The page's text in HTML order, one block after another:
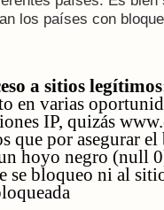
los países con
a sitios
en varias
IP, quizás
que por asegurar
hoyo negro (null
se bloqueo ni al